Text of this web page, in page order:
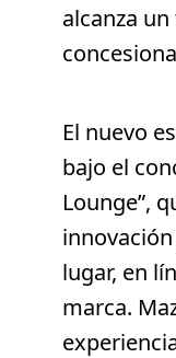
alcanza
El nuevo
bajo el
Lounge”,
lugar, en
marca.